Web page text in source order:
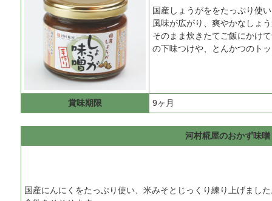
国産しょうがををたっぷり使
風味が広がり、爽やかなしょ
そのまま炊きたてご飯にかけ
の下味つけや、とんかつのト
賞味期限 9ヶ月
河村糀屋のおかず味
国産にんにくをたっぷり使い、米みそとじっくり練り上げまし